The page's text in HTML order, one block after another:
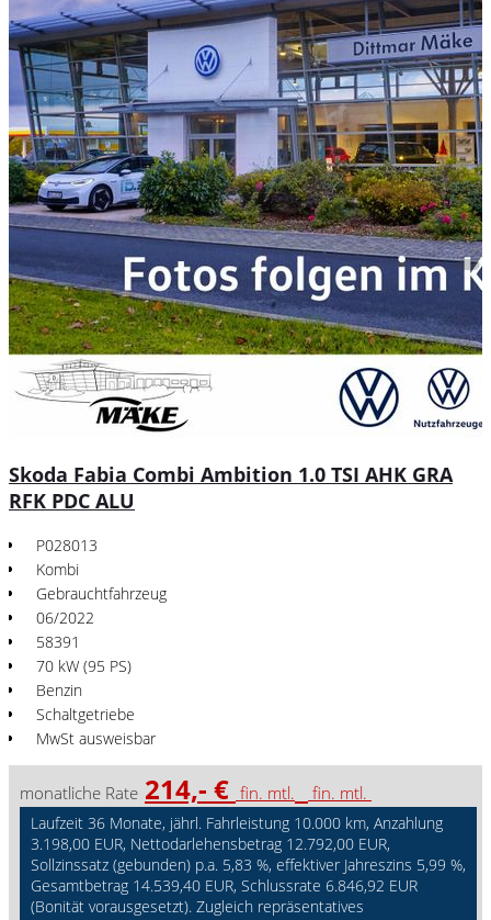
Skoda Fabia Combi Ambition 1.0 TSI AHK GRA
RFK PDC ALU
P028013
Kombi
Gebrauchtfahrzeug
06/2022
58391
70 kW (95 PS)
Benzin
Schaltgetriebe
MwSt ausweisbar
monatliche Rate 214,- € fin. mtl. fin. mtl.
Laufzeit 36 Monate, jährl. Fahrleistung 10.000 km, Anzahlung
3.198,00 EUR, Nettodarlehensbetrag 12.792,00 EUR,
Sollzinssatz (gebunden) p.a. 5,83 %, effektiver Jahreszins 5,99 %,
Gesamtbetrag 14.539,40 EUR, Schlussrate 6.846,92 EUR
(Bonität vorausgesetzt). Zugleich repräsentatives